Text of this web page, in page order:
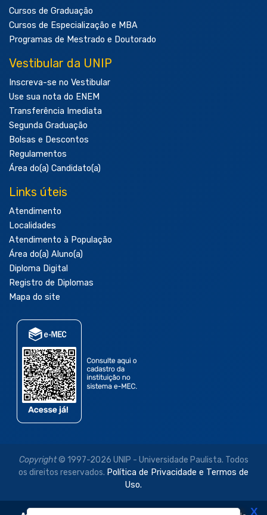
Cursos de Graduação
Cursos de Especialização e MBA
Programas de Mestrado e Doutorado
Vestibular da UNIP
Inscreva-se no Vestibular
Use sua nota do ENEM
Transferência Imediata
Segunda Graduação
Bolsas e Descontos
Regulamentos
Área do(a) Candidato(a)
Links úteis
Atendimento
Localidades
Atendimento à População
Área do(a) Aluno(a)
Diploma Digital
Registro de Diplomas
Mapa do site
Copyright© 1997-2026 UNIP - Universidade Paulista. Todos
os direitos reservados. Política de Privacidade e Termos de
Uso.
X